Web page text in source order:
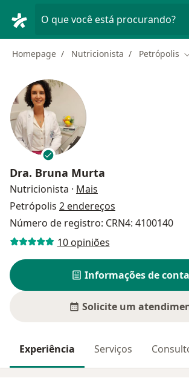
O que você está procurando?
Homepage Nutricionista Petrópolis
Dra. Bruna Murta
Nutricionista · Mais
Petrópolis 2 endereços
Número de registro: CRN4: 4100140
10 opiniões
Informações de
Solicite um
Experiência Serviços